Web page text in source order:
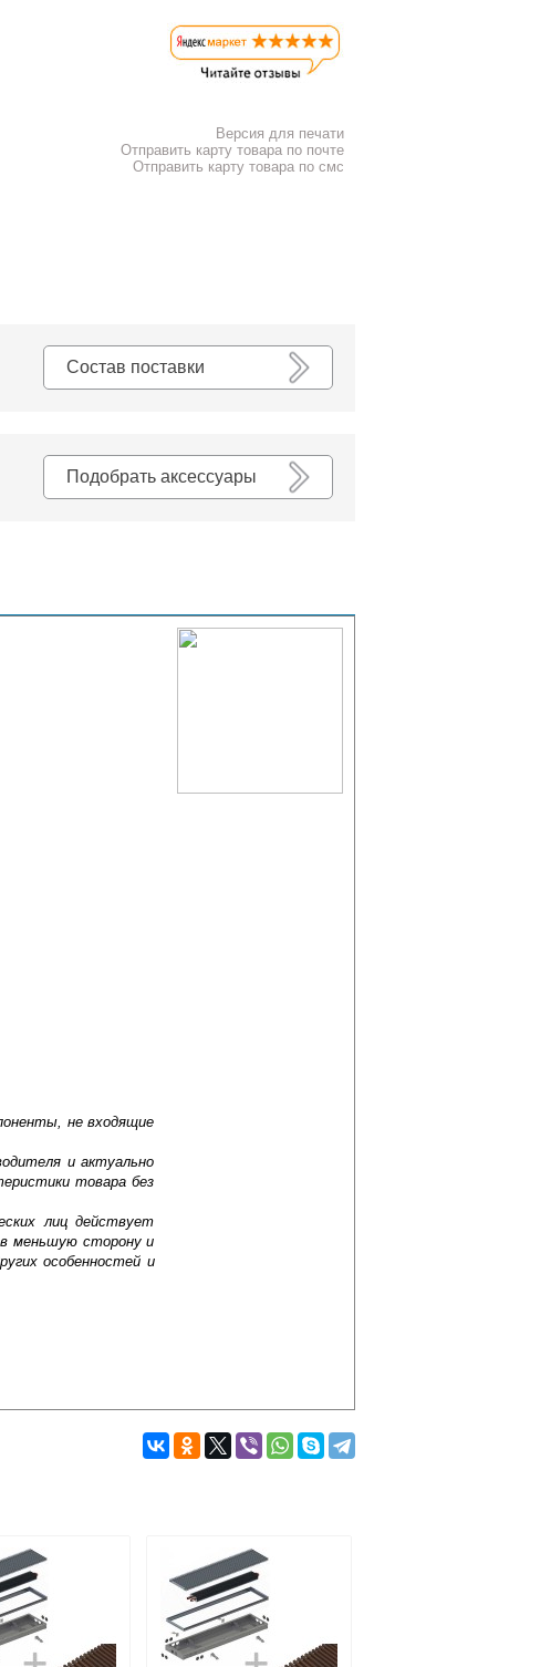
Версия для печати
Отправить карту товара по почте
Отправить карту товара по смс
Состав поставки
Подобрать аксессуары
не входящие
и актуально
товара без
лиц действует
меньшую сторону и
особенностей и
Подробнее об оплате